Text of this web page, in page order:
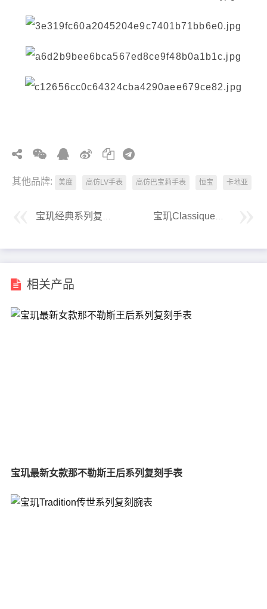
其他品牌: 美度 高仿LV手表 高仿巴宝莉手表 恒宝 卡地亚
宝玑Classique经典系列3339满天星腕表
相关产品
宝玑最新女款那不勒斯王后系列复刻手表